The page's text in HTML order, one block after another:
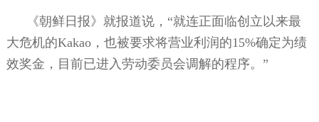
《朝鲜日报》就报道说，“就连正面临创立以来最
大危机的Kakao，也被要求将营业利润的15%确定为绩
效奖金，目前已进入劳动委员会调解的程序。”